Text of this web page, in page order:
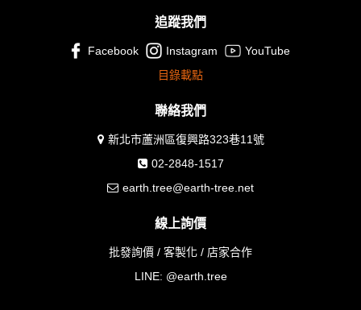
追蹤我們
Facebook Instagram
YouTube
目錄載點
聯絡我們
新北市蘆洲區復興路323巷11號
02-2848-1517
earth.tree@earth-tree.net
線上詢價
批發詢價 / 客製化 / 店家合作
LINE: @earth.tree